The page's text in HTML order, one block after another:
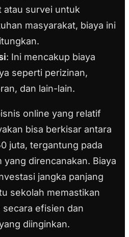
atau survei untuk
masyarakat, biaya ini
: Ini mencakup biaya
seperti perizinan,
dan lain-lain.
online yang relatif
bisa berkisar antara
juta, tergantung pada
direncanakan. Biaya
jangka panjang
sekolah memastikan
secara efisien dan
diinginkan.